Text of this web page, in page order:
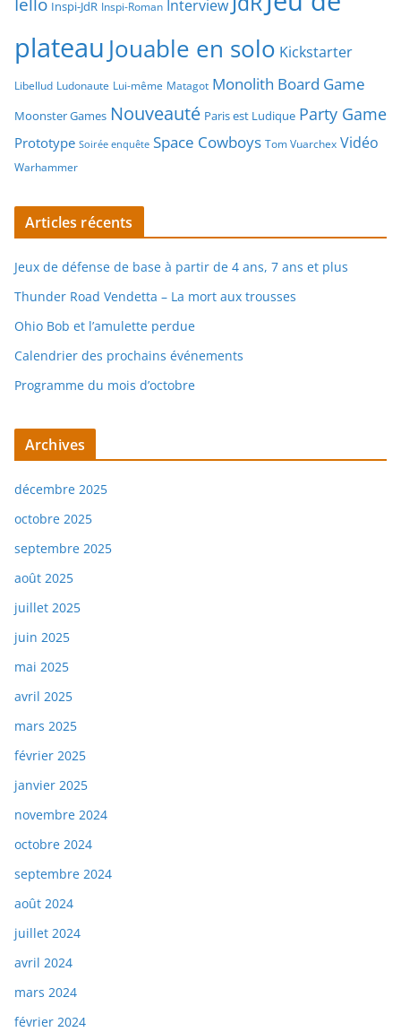
Inspi-JdR Inspi-Roman Interview
plateau Jouable en solo Kickstarter
Libellud Ludonaute Lui-même Matagot Monolith Board Game
Moonster Games Nouveauté Paris est Ludique Party Game
Prototype Soirée enquête Space Cowboys Tom Vuarchex Vidéo
Warhammer
Articles récents
Jeux de défense de base à partir de 4 ans, 7 ans et plus
Thunder Road Vendetta – La mort aux trousses
Ohio Bob et l’amulette perdue
Calendrier des prochains événements
Programme du mois d’octobre
Archives
décembre 2025
octobre 2025
septembre 2025
août 2025
juillet 2025
juin 2025
mai 2025
avril 2025
mars 2025
février 2025
janvier 2025
novembre 2024
octobre 2024
septembre 2024
août 2024
juillet 2024
avril 2024
mars 2024
février 2024